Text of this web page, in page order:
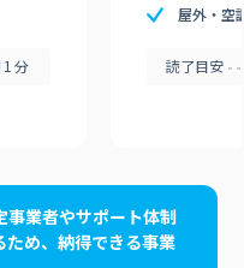
1分
屋外・空
読了目安
事業者やサポート体制
ため、納得できる事業